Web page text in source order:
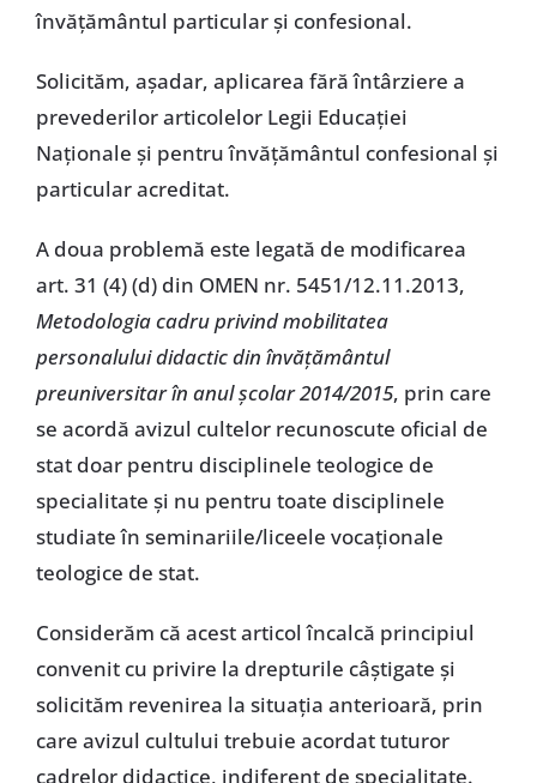
învăţământul particular şi confesional.
Solicităm, aşadar, aplicarea fără întârziere a
prevederilor articolelor Legii Educaţiei
Naţionale şi pentru învăţământul confesional şi
particular acreditat.
A doua problemă este legată de modificarea
art. 31 (4) (d) din OMEN nr. 5451/12.11.2013,
Metodologia cadru privind mobilitatea
personalului didactic din învăţământul
preuniversitar în anul şcolar 2014/2015, prin care
se acordă avizul cultelor recunoscute oficial de
stat doar pentru disciplinele teologice de
specialitate şi nu pentru toate disciplinele
studiate în seminariile/liceele vocaţionale
teologice de stat.
Considerăm că acest articol încalcă principiul
convenit cu privire la drepturile câştigate şi
solicităm revenirea la situaţia anterioară, prin
care avizul cultului trebuie acordat tuturor
cadrelor didactice, indiferent de specialitate.